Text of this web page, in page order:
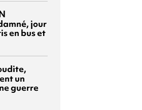
jour
en bus et
un
guerre